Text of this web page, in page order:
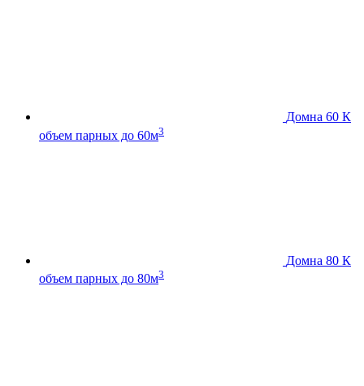
Домна 60 К
объем парных до 60м3
Домна 80 К
объем парных до 80м3